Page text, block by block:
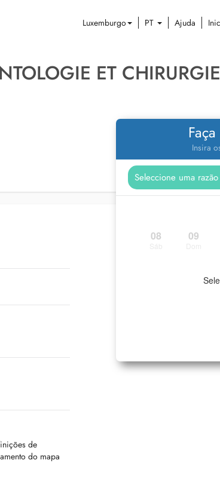
Luxemburgo PT Ajuda
ET
Insira
08 09
de
do mapa